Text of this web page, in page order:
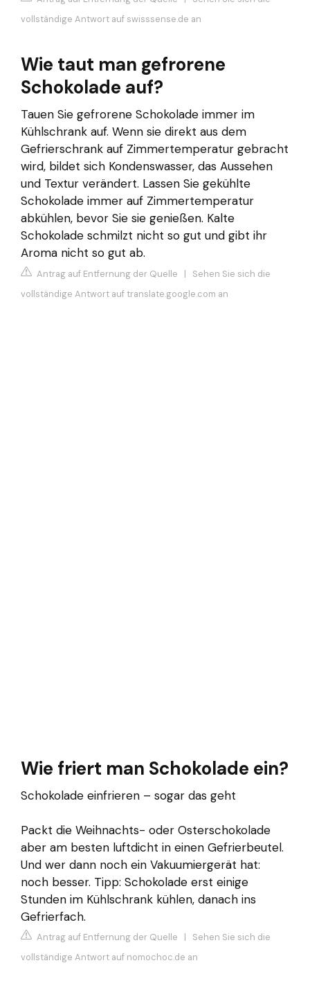
vollständige Antwort auf swisssense.de an
Wie taut man gefrorene
Schokolade auf?
Tauen Sie gefrorene Schokolade immer im
Kühlschrank auf. Wenn sie direkt aus dem
Gefrierschrank auf Zimmertemperatur gebracht
wird, bildet sich Kondenswasser, das Aussehen
und Textur verändert. Lassen Sie gekühlte
Schokolade immer auf Zimmertemperatur
abkühlen, bevor Sie sie genießen. Kalte
Schokolade schmilzt nicht so gut und gibt ihr
Aroma nicht so gut ab.
Antrag auf Entfernung der Quelle | Sehen Sie sich die
vollständige Antwort auf translate.google.com an
Wie friert man Schokolade ein?
Schokolade einfrieren – sogar das geht
Packt die Weihnachts- oder Osterschokolade
aber am besten luftdicht in einen Gefrierbeutel.
Und wer dann noch ein Vakuumiergerät hat:
noch besser. Tipp: Schokolade erst einige
Stunden im Kühlschrank kühlen, danach ins
Gefrierfach.
Antrag auf Entfernung der Quelle | Sehen Sie sich die
vollständige Antwort auf nomochoc.de an